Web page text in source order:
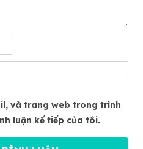
và trang web trong trình
luận kế tiếp của tôi.